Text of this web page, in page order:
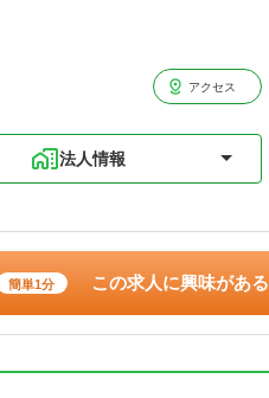
アクセス
法人情報
簡単1分 この求人に興味がある